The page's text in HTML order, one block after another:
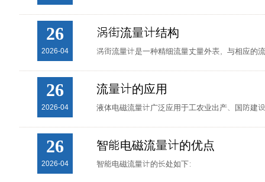
26
2026-04
涡街流量计结构
涡街流量计是一种精细流量丈量外表，与相应的
26
2026-04
流量计的应用
液体电磁流量计广泛应用于工农业出产、国防建
26
2026-04
智能电磁流量计的优点
智能电磁流量计的长处如下：